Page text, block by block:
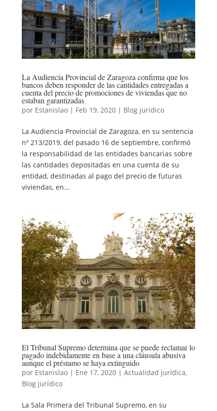
La Audiencia Provincial de Zaragoza confirma que los
bancos deben responder de las cantidades entregadas a
cuenta del precio de promociones de viviendas que no
estaban garantizadas
por Estanislao| Feb 19, 2020| Blog jurídico
La Audiencia Provincial de Zaragoza, en su sentencia
nº 213/2019, del pasado 16 de septiembre, confirmó
la responsabilidad de las entidades bancarias sobre
las cantidades depositadas en una cuenta de su
entidad, destinadas al pago del precio de futuras
viviendas, en...
El Tribunal Supremo determina que se puede reclamar lo
pagado indebidamente en base a una cláusula abusiva
aunque el préstamo se haya extinguido
por Estanislao| Ene 17, 2020| Actualidad jurídica,
Blog jurídico
La Sala Primera del Tribunal Supremo, en su